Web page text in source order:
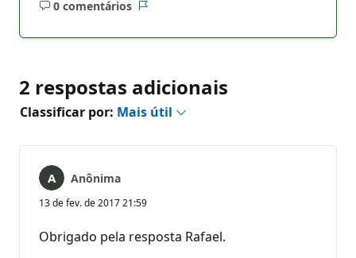
0 comentários
Sem
2 respostas adicionais
Classificar por: Mais útil
Anônima
13 de fev. de 2017 21:59
Obrigado pela resposta Rafael.